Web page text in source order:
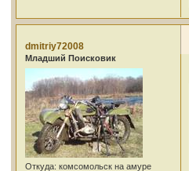
dmitriy72008
Младший Поисковик
Откуда: комсомольск на амуре